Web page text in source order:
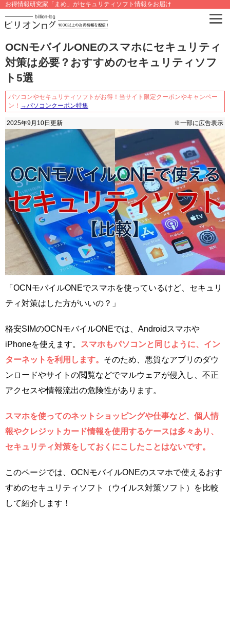
お得情報研究家「まめ」がセキュリティソフト情報をお届け
OCNモバイルONEのスマホにセキュリティ
対策は必要？おすすめのセキュリティソフ
ト5選
パソコンやセキュリティソフトがお得！当サイト限定クーポンやキャンペー
ン！ →パソコンクーポン特集
2025年9月10日 更新 ※一部に広告表示
「OCNモバイルONEでスマホを使っているけど、セキュリ
ティ対策はした方がいいの？」
格安SIMのOCNモバイルONEでは、Androidスマホや
iPhoneを使えます。
スマホもパソコンと同じように、イン
ターネットを利用します。 そのため、悪質なアプリのダウ
ンロードやサイトの閲覧などでマルウェアが侵入し、不正
アクセスや情報流出の危険性があります。
スマホを使ってのネットショッピングや仕事など、個人情
報やクレジットカード情報を使用するケースは多々あり、
セキュリティ対策をしておくにこしたことはないです。
このページでは、OCNモバイルONEのスマホで使えるおす
すめのセキュリティソフト（ウイルス対策ソフト）を比較
して紹介します！